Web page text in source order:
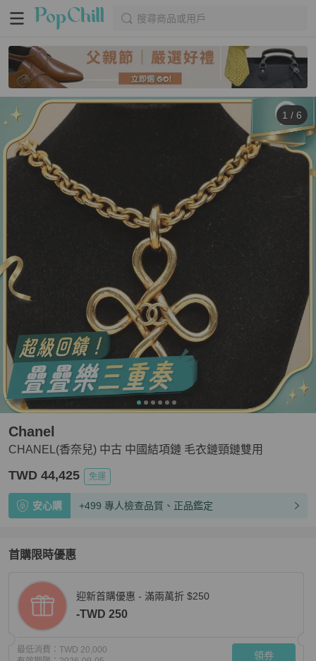
搜尋商品或用戶
1 / 6
CHANEL(香奈兒) 中古 中國結項鏈 毛衣鏈頸鏈雙用
Chanel
TWD 44,425 免運
安心購 +499 專人檢查品質、正品鑑定
首購限時優惠
迎新首購優惠 - 滿兩萬折 $250
-TWD 250
最低消費： TWD 20,000
領券